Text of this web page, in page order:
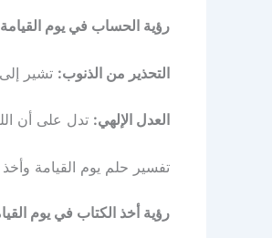
رؤية الحساب في يوم
التحذير من الذنوب: تشير
العدل الإلهي: تدل على أن
تفسير حلم يوم القيامة وأخذ
رؤية أخذ الكتاب في يوم